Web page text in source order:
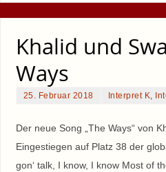
Khalid und
Ways
25. Februar 2018 Interpret K,
Der neue Song „The Ways“ von
Eingestiegen auf Platz 38 der
gon‘ talk, I know, I know Most of